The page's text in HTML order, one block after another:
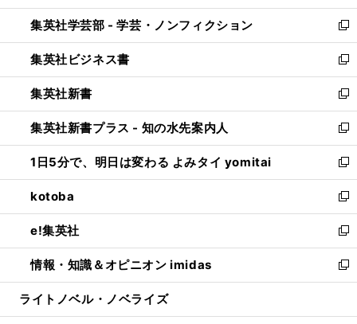
開
く
ウ
で
開
く
ン
ド
ウ
で
開
く
ウ
ィ
ン
ド
ウ
で
開
く
集英社学芸部 - 学芸・ノンフィクション
新
し
い
ウ
ィ
ン
ド
ウ
で
開
く
集英社ビジネス書
新
し
い
ウ
ィ
ン
ド
ウ
で
開
く
集英社新書
新
し
い
ウ
ィ
ン
ド
ウ
で
開
く
集英社新書プラス - 知の水先案内人
新
し
い
ウ
ィ
ン
ド
ウ
で
開
1日5分で、明日は変わる よみタイ yomitai
新
し
い
ウ
ィ
ン
ド
ウ
開
kotoba
新
し
い
ウ
ィ
ン
ウ
e!集英社
新
し
い
ウ
ン
情報・知識＆オピニオン imidas
新
し
ウ
ライトノベル・ノベライズ